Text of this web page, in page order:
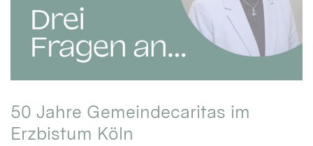
50 Jahre Gemeindecaritas im
Erzbistum Köln